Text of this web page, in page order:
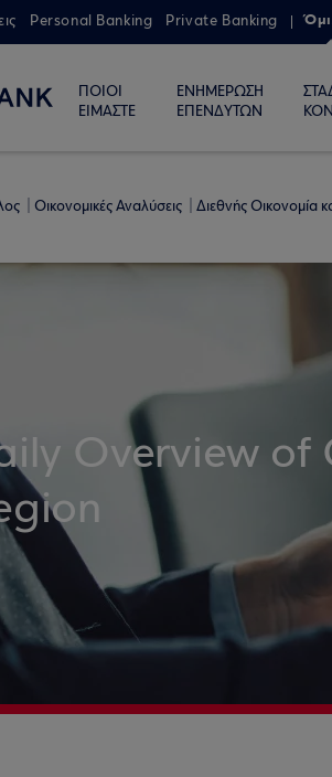
Personal Banking Private Banking
ΠΟΙΟΙ
ΕΙΜΑΣΤΕ
ΕΝΗΜΕΡΩΣΗ
ΕΠΕΝΔΥΤΩΝ
Οικονομικές Αναλύσεις Διεθνής Οικονομία
Overview of